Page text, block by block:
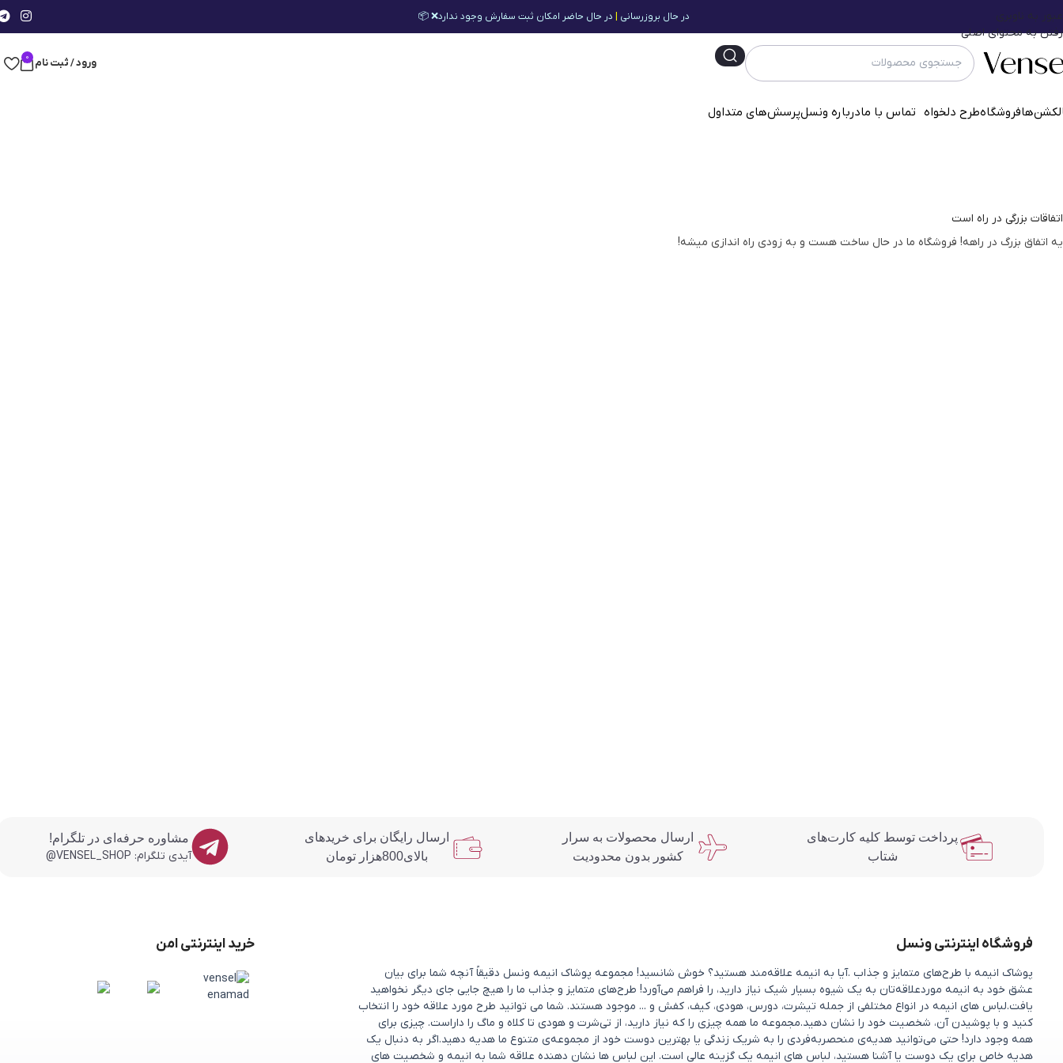
عبور به ناوبری
رفتن به محتوای اصلی
در حال بروزرسانی در حال حاضر امکان ثبت سفارش وجود ندارد❌ 📦
ورود / ثبت نام 0
فروشگاهطرح دلخواه تماس با مادرباره ونسلپرسش‌‌های متداول
اتفاقات بزرگی در راه است
یه اتفاق بزرگ در راهه! فروشگاه ما در حال ساخت هست و به زودی راه اندازی میشه!
پرداخت توسط کلیه کارت‌های
شتاب
ارسال محصولات به سرار
کشور بدون محدودیت
ارسال رایگان برای خریدهای
بالای800هزار تومان
مشاوره حرفه‌ای در تلگرام!
آیدی تلگرام: VENSEL_SHOP@
فروشگاه اینترنتی ونسل
پوشاک انیمه با طرح‌های متمایز و جذاب .آیا به انیمه علاقه‌مند هستید؟ خوش شانسید! مجموعه پوشاک انیمه ونسل دقیقاً آنچه شما برای بیان
عشق خود به انیمه موردعلاقه‌تان به یک شیوه بسیار شیک نیاز دارید، را فراهم می‌آورد! طرح‌های متمایز و جذاب ما را هیچ جایی جای دیگر نخواهید
یافت.لباس های انیمه در انواع مختلفی از جمله تیشرت، دورس، هودی، کیف، کفش و ... موجود هستند. شما می توانید طرح مورد علاقه خود را انتخاب
کنید و با پوشیدن آن، شخصیت خود را نشان دهید.مجموعه ما همه چیزی را که نیاز دارید، از تی‌شرت و هودی تا کلاه و ماگ را داراست. چیزی برای
همه وجود دارد! حتی می‌توانید هدیه‌ی منحصربه‌فردی را به شریک زندگی یا بهترین دوست خود از مجموعه‌ی متنوع ما هدیه دهید.اگر به دنبال یک
هدیه خاص برای یک دوست یا آشنا هستید، لباس های انیمه یک گزینه عالی است. این لباس ها نشان دهنده علاقه شما به انیمه و شخصیت های
خرید اینترنتی امن